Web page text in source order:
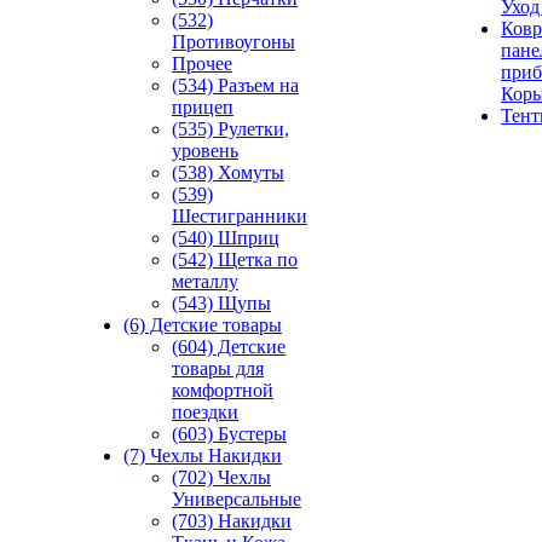
(532)
Противоугоны
Прочее
(534) Разъем на
прицеп
(535) Рулетки,
уровень
(538) Хомуты
(539)
Шестигранники
(540) Шприц
(542) Щетка по
металлу
(543) Щупы
(6) Детские товары
(604) Детские
товары для
комфортной
поездки
(603) Бустеры
(7) Чехлы Накидки
(702) Чехлы
Универсальные
(703) Накидки
Уход